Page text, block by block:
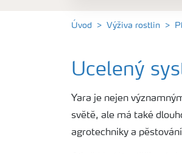
Nástroje a služby
Bezpečnost hnojiv
Dokumenty
Úvod Výživa rostlin
Ucelený
Yara je nejen
světě, ale má také
agrotechniky a